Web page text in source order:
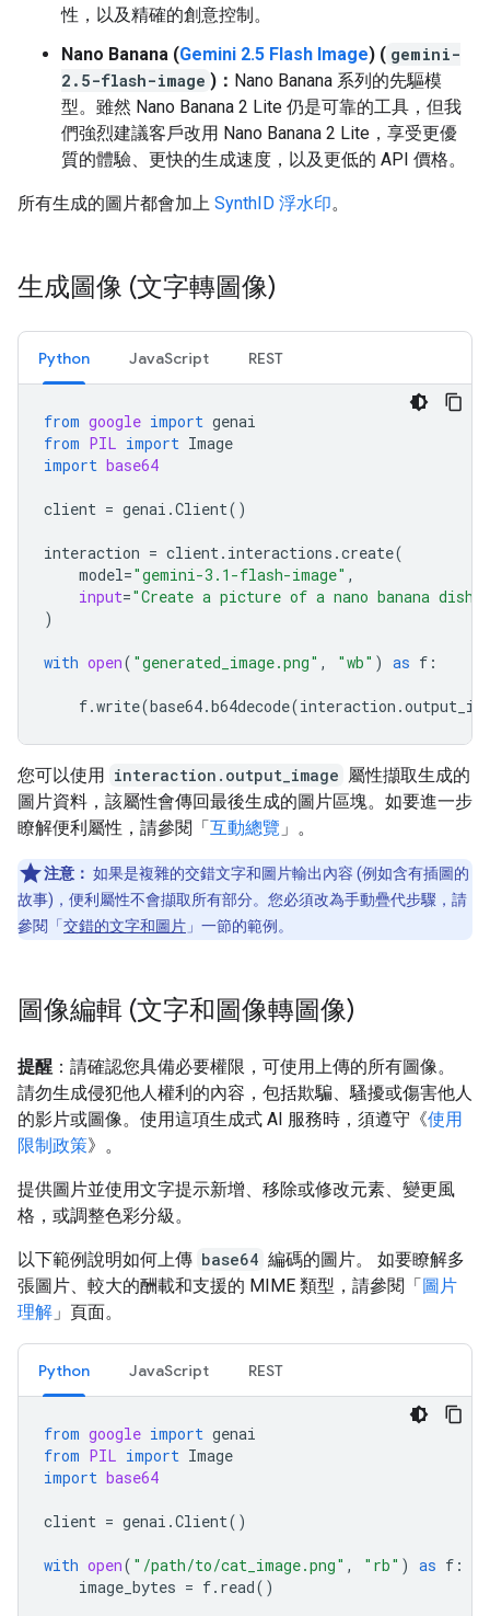
性，以及精確的創意控制。
Nano Banana (Gemini 2.5 Flash Image) ( gemini-
2.5-flash-image )： Nano Banana 系列的先驅模
型。雖然 Nano Banana 2 Lite 仍是可靠的工具，但我
們強烈建議客戶改用 Nano Banana 2 Lite，享受更優
質的體驗、更快的生成速度，以及更低的 API 價格。
所有生成的圖片都會加上 SynthID 浮水印。
生成圖像 (文字轉圖像)
Python JavaScript REST
from google import genai
from PIL import Image
import base64
client = genai .Client()
interaction = client. interactions .create(
model="gemini-3.1-flash-image" ,
input="Create a picture of a nano banana
)
with open( "generated_image.png" , "wb" ) as f :
f.write(base64.b64decode(interaction .
您可以使用 interaction.output_image 屬性擷取生成的
圖片資料，該屬性會傳回最後生成的圖片區塊。如要進一步
瞭解便利屬性，請參閱「互動總覽 」。
注意： 如果是複雜的交錯文字和圖片輸出內容 (例如含有插圖的
故事)，便利屬性不會擷取所有部分。您必須改為手動疊代步驟，請
參閱「 交錯的文字和圖片 」一節的範例。
圖像編輯 (文字和圖像轉圖像)
提醒 ：請確認您具備必要權限，可使用上傳的所有圖像。
請勿生成侵犯他人權利的內容，包括欺騙、騷擾或傷害他人
的影片或圖像。使用這項生成式 AI 服務時，須遵守《使用
限制政策》。
提供圖片並使用文字提示新增、移除或修改元素、變更風
格，或調整色彩分級。
以下範例說明如何上傳 base64 編碼的圖片。 如要瞭解多
張圖片、較大的酬載和支援的 MIME 類型，請參閱「圖片
理解 」頁面。
Python JavaScript REST
from google import genai
from PIL import Image
import base64
client = genai .Client()
with open( "/path/to/cat_image.png" , "rb" ) as f :
image_bytes = f. read()